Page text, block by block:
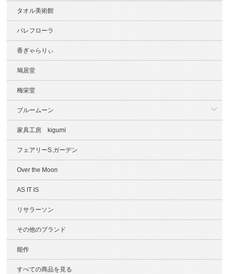
タオル美術館
パレフローラ
香ぎゃらりぃ
鳩居堂
梅栄堂
ブルームーン
家具工房 kigumi
フェアリーS.ガーデン
Over the Moon
AS IT IS
リサラーソン
その他のブランド
能作
すべての商品を見る